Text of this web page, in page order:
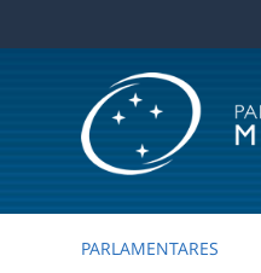
PARLAMENTARES